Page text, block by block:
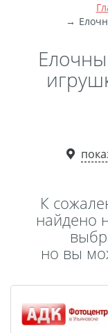
Фото на холсте с
подрамником
Фото на холсте
Фотоколлаж
Дибонд
Пластификация
Фотопостер
самоклеящемся
Фото на стекле и
К
найдено
но вы